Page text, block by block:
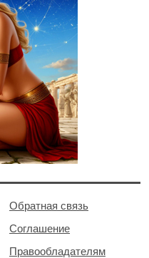
Обратная связь
Соглашение
Правообладателям